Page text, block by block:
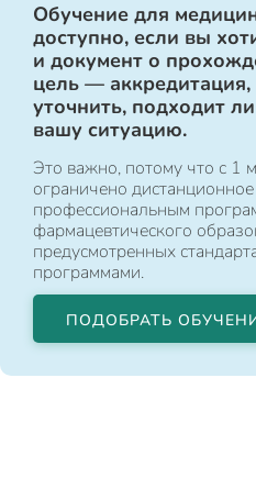
Обучение для
доступно, если вы
и документ о
цель —
уточнить, подходит
вашу ситуацию.
Это важно, потому что с 1
ограничено
профессиональным
фармацевтического
предусмотренных
программами.
ПОДОБРАТЬ